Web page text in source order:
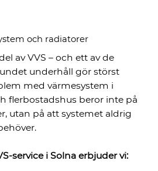
och radiatorer
av VVS – och ett av de
underhåll gör störst
med värmesystem i
flerbostadshus beror inte på
utan på att systemet aldrig
service i Solna erbjuder vi: